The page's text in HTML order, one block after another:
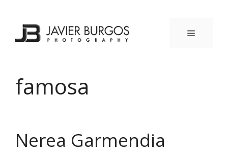
contenido
MENÚ
famosa
Nerea Garmendia